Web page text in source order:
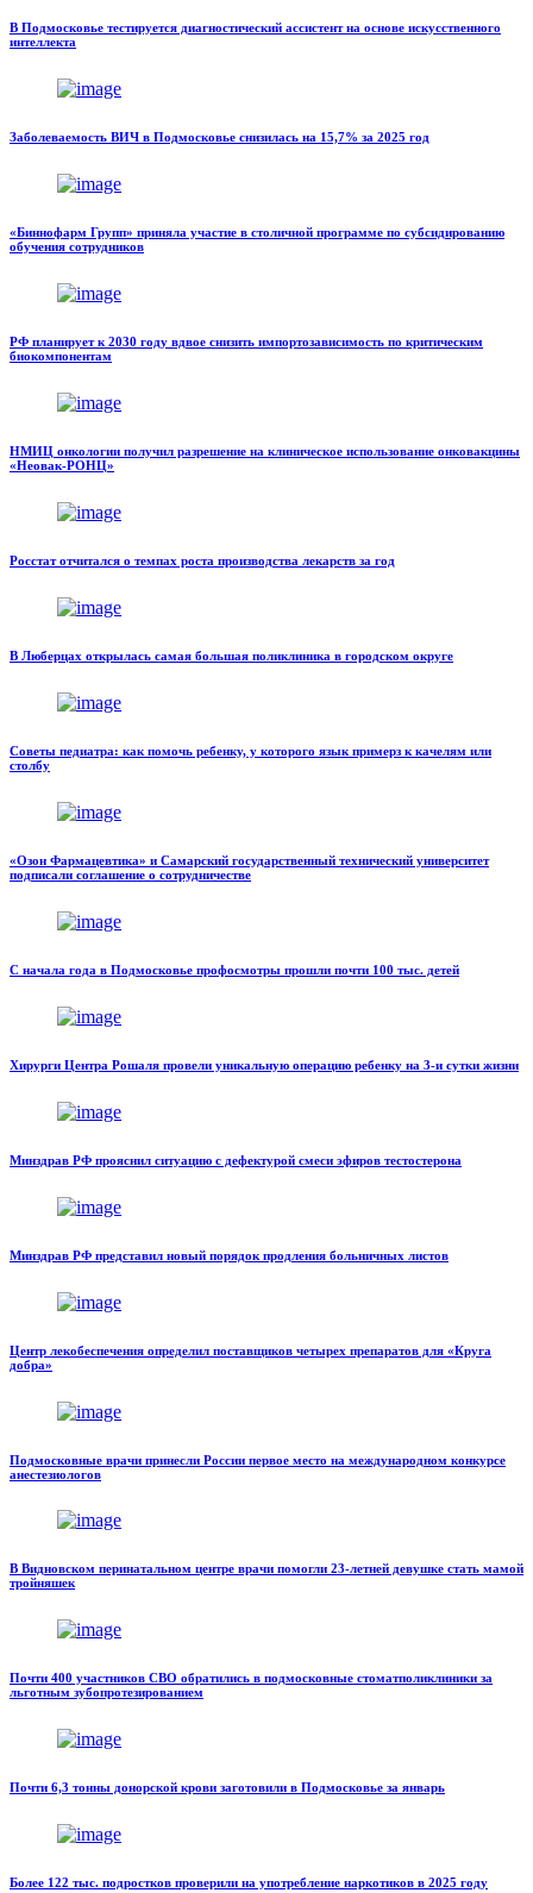
В Подмосковье тестируется диагностический ассистент на основе искусственного
интеллекта
Заболеваемость ВИЧ в Подмосковье снизилась на 15,7% за 2025 год
«Биннофарм Групп» приняла участие в столичной программе по субсидированию
обучения сотрудников
РФ планирует к 2030 году вдвое снизить импортозависимость по критическим
биокомпонентам
НМИЦ онкологии получил разрешение на клиническое использование онковакцины
«Неовак-РОНЦ»
Росстат отчитался о темпах роста производства лекарств за год
В Люберцах открылась самая большая поликлиника в городском округе
Советы педиатра: как помочь ребенку, у которого язык примерз к качелям или
столбу
«Озон Фармацевтика» и Самарский государственный технический университет
подписали соглашение о сотрудничестве
С начала года в Подмосковье профосмотры прошли почти 100 тыс. детей
Хирурги Центра Рошаля провели уникальную операцию ребенку на 3-и сутки жизни
Минздрав РФ прояснил ситуацию с дефектурой смеси эфиров тестостерона
Минздрав РФ представил новый порядок продления больничных листов
Центр лекобеспечения определил поставщиков четырех препаратов для «Круга
добра»
Подмосковные врачи принесли России первое место на международном конкурсе
анестезиологов
В Видновском перинатальном центре врачи помогли 23-летней девушке стать мамой
тройняшек
Почти 400 участников СВО обратились в подмосковные стоматполиклиники за
льготным зубопротезированием
Почти 6,3 тонны донорской крови заготовили в Подмосковье за январь
Более 122 тыс. подростков проверили на употребление наркотиков в 2025 году